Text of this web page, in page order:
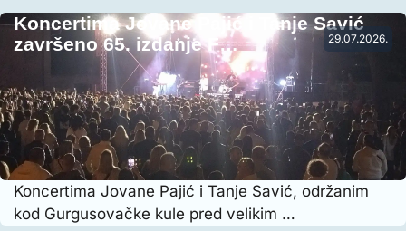
29.07.2026.
Koncertima Jovane Pajić i Tanje Savić
završeno 65. izdanje F…
Koncertima Jovane Pajić i Tanje Savić, održanim
kod Gurgusovačke kule pred velikim …